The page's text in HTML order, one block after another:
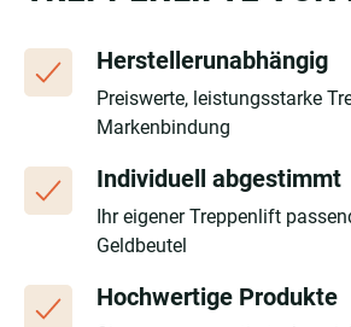
Herstellerunabhängig
Preiswerte, leistungsstarke
Markenbindung
Individuell abgestimmt
Ihr eigener Treppenlift
Geldbeutel
Hochwertige Produkte